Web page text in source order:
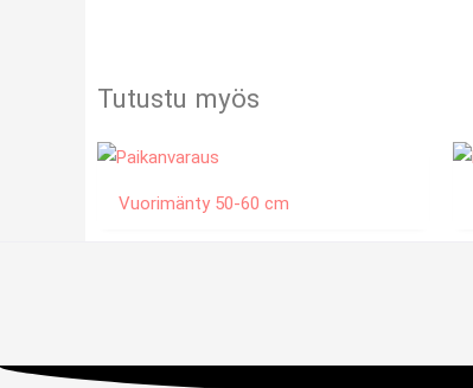
Tutustu myös
Vuorimänty 50-60 cm